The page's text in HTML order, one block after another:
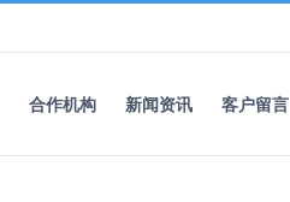
合作机构 新闻资讯 客户留言